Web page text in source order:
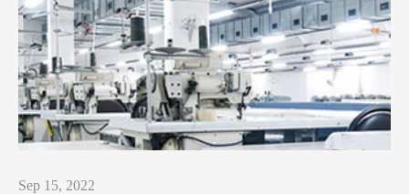
Sep 15, 2022